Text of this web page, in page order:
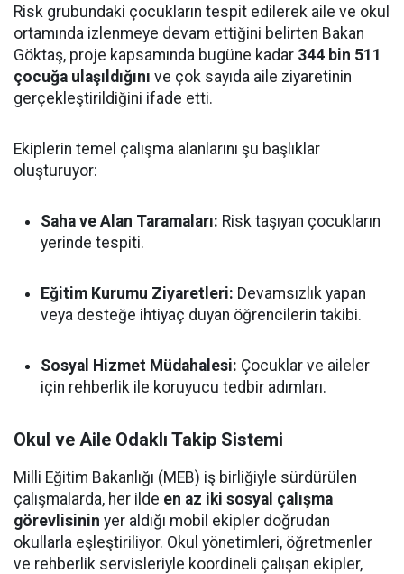
Risk grubundaki çocukların tespit edilerek aile ve okul
ortamında izlenmeye devam ettiğini belirten Bakan
Göktaş, proje kapsamında bugüne kadar 344 bin 511
çocuğa ulaşıldığını ve çok sayıda aile ziyaretinin
gerçekleştirildiğini ifade etti.
Ekiplerin temel çalışma alanlarını şu başlıklar
oluşturuyor:
Saha ve Alan Taramaları: Risk taşıyan çocukların
yerinde tespiti.
Eğitim Kurumu Ziyaretleri: Devamsızlık yapan
veya desteğe ihtiyaç duyan öğrencilerin takibi.
Sosyal Hizmet Müdahalesi: Çocuklar ve aileler
için rehberlik ile koruyucu tedbir adımları.
Okul ve Aile Odaklı Takip Sistemi
Milli Eğitim Bakanlığı (MEB) iş birliğiyle sürdürülen
çalışmalarda, her ilde en az iki sosyal çalışma
görevlisinin yer aldığı mobil ekipler doğrudan
okullarla eşleştiriliyor. Okul yönetimleri, öğretmenler
ve rehberlik servisleriyle koordineli çalışan ekipler,